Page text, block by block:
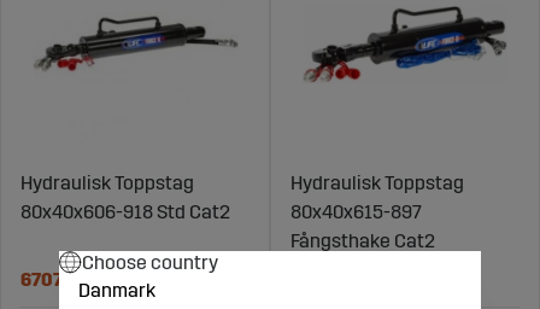
Hydraulisk Toppstag
80x40x606-918 Std Cat2
6707 kr
Hydraulisk Toppstag
80x40x615-897
Fångsthake Cat2
Choose country
Danmark